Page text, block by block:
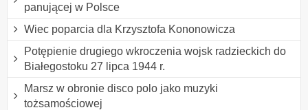
panującej w Polsce
Wiec poparcia dla Krzysztofa Kononowicza
Potępienie drugiego wkroczenia wojsk radzieckich do
Białegostoku 27 lipca 1944 r.
Marsz w obronie disco polo jako muzyki
tożsamościowej